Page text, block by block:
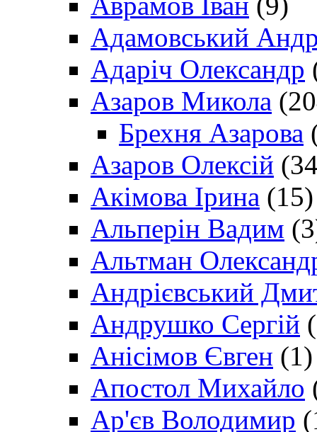
Адамовський
Адаріч Олександр
Азаров Микола
Брехня Азарова
Азаров Олексій
Акімова Ірина (15)
Альперін Вадим
Альтман
Андрієвський
Андрушко Сергій
Анісімов Євген (1)
Апостол Михайло
Ар'єв Володимир